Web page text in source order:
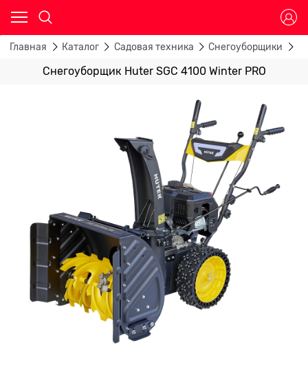
Главная Каталог Садовая техника Снегоуборщики
Снегоуборщик Huter SGC 4100 Winter PRO